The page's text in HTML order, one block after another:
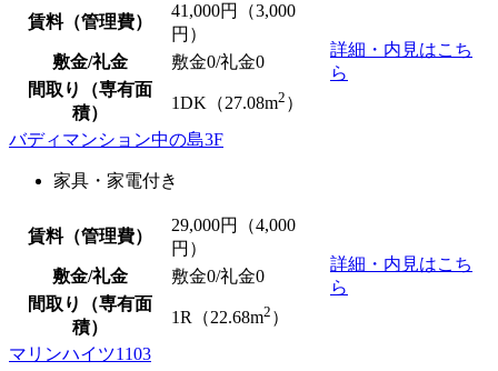
賃料（管理費）
41,000円（3,000
円）
詳細・内見はこち
ら
敷金/礼金 敷金0/礼金0
間取り（専有面
積）
1DK（27.08m2 ）
バディマンション中の島3F
家具・家電付き
賃料（管理費）
29,000円（4,000
円）
詳細・内見はこち
ら
敷金/礼金 敷金0/礼金0
間取り（専有面
積）
1R（22.68m2 ）
マリンハイツ1103